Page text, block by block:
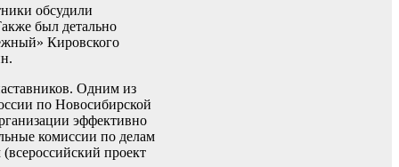
обсудили
был детально
Кировского
Одним из
по Новосибирской
эффективно
комиссии по делам
проект